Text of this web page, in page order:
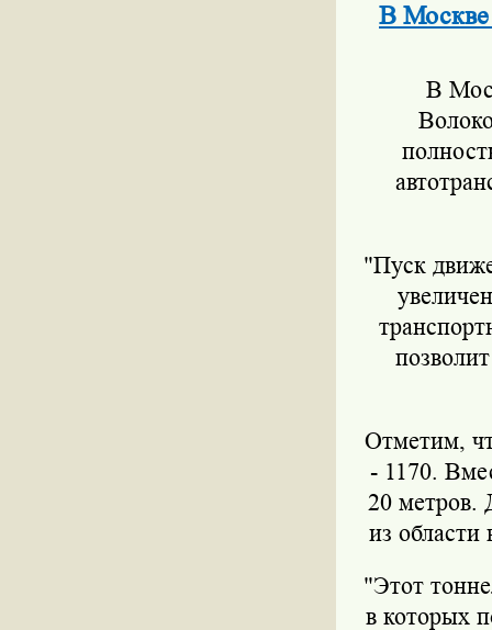
В Москве
В
"Пуск
Отметим,
- 1170.
20 метров.
из
"Этот
в которых